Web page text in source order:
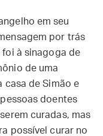
em seu
por trás
foi à sinagoga de
de uma
casa de Simão e
doentes
curadas, mas
possível curar no